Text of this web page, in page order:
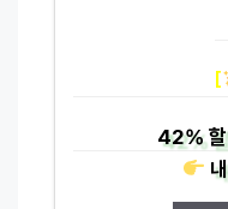
[
42%